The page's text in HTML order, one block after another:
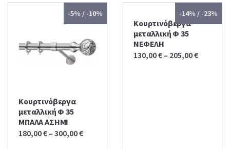
-5% / -10%
Κουρτινόβεργα
μεταλλική Φ 35
ΜΠΑΛΑ ΑΣΗΜΙ
180,00€ – 300,00€
-14% / -23%
Κουρτινόβεργα
μεταλλική Φ 35
ΝΕΦΕΛΗ
130,00€ – 205,00€